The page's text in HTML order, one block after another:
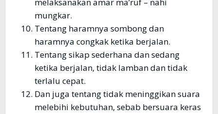
melaksanakan amar ma’ruf – nahi
mungkar.
Tentang haramnya sombong dan
haramnya congkak ketika berjalan.
Tentang sikap sederhana dan sedang
ketika berjalan, tidak lamban dan tidak
terlalu cepat.
Dan juga tentang tidak meninggikan suara
melebihi kebutuhan, sebab bersuara keras